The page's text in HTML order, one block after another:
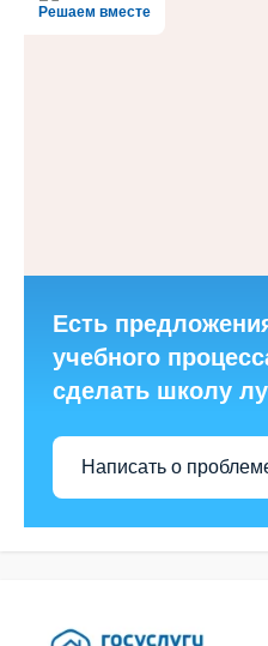
Решаем вместе
Есть
учебного
сделать школу
Написать о